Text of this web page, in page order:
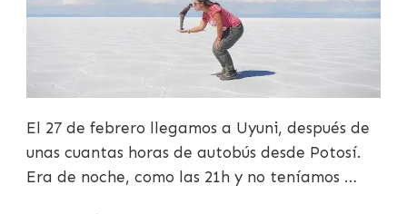
El 27 de febrero llegamos a Uyuni, después de
unas cuantas horas de autobús desde Potosí.
Era de noche, como las 21h y no teníamos …